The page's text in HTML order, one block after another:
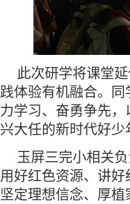
此次研学将课堂
践体验有机融合。
力学习、奋勇争先
兴大任的新时代好少
玉屏三完小相关
用好红色资源、讲
坚定理想信念、厚